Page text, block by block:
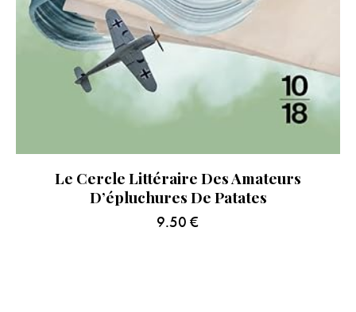
Le Cercle Littéraire Des Amateurs
D’épluchures De Patates
9.50 €